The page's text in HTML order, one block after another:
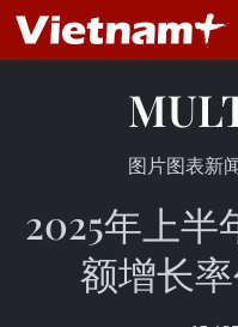
图片图表新
2025年上半
额增长